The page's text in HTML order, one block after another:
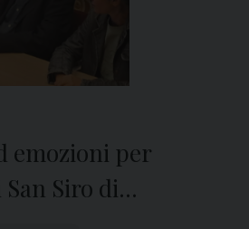
emozioni per
Siro di